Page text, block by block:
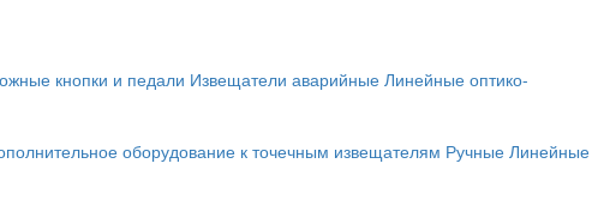
кнопки и педали Извещатели аварийные Линейные оптико-
оборудование к точечным извещателям Ручные Линейные